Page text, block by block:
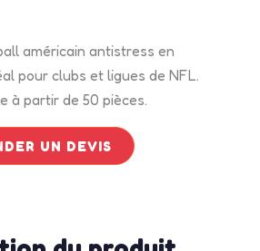
américain antistress en
pour clubs et ligues de NFL.
à partir de 50 pièces.
UN DEVIS